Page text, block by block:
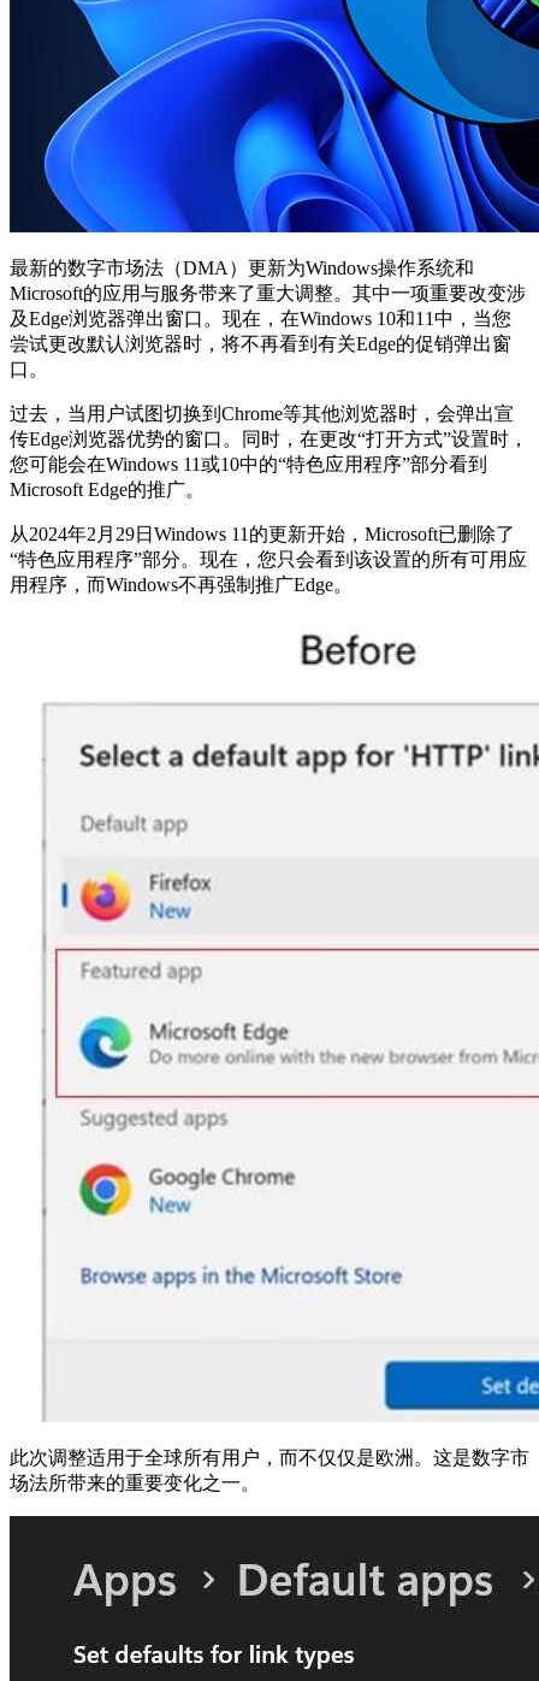
最新的数字市场法（DMA）更新为Windows操作系统和
Microsoft的应用与服务带来了重大调整。其中一项重要改变涉
及Edge浏览器弹出窗口。现在，在Windows 10和11中，当您
尝试更改默认浏览器时，将不再看到有关Edge的促销弹出窗
口。
过去，当用户试图切换到Chrome等其他浏览器时，会弹出宣
传Edge浏览器优势的窗口。同时，在更改“打开方式”设置时，
您可能会在Windows 11或10中的“特色应用程序”部分看到
Microsoft Edge的推广。
从2024年2月29日Windows 11的更新开始，Microsoft已删除了
“特色应用程序”部分。现在，您只会看到该设置的所有可用应
用程序，而Windows不再强制推广Edge。
此次调整适用于全球所有用户，而不仅仅是欧洲。这是数字市
场法所带来的重要变化之一。